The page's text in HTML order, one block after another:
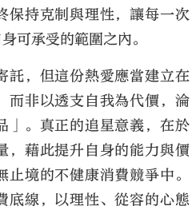
保持克制與理性，讓每一次
可承受的範圍之內。
託，但這份熱愛應當建立在
而非以透支自我為代價，淪
」。真正的追星意義，在於
，藉此提升自身的能力與價
境的不健康消費競爭中。
底線，以理性、從容的心態